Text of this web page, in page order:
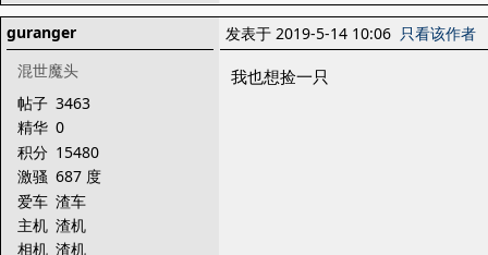
guranger
混世魔头
帖子 3463
精华 0
积分 15480
激骚 687 度
爱车 渣车
主机 渣机
相机 渣机
发表于 2019-5-14 10:06 只看该作者
我也想捡一只